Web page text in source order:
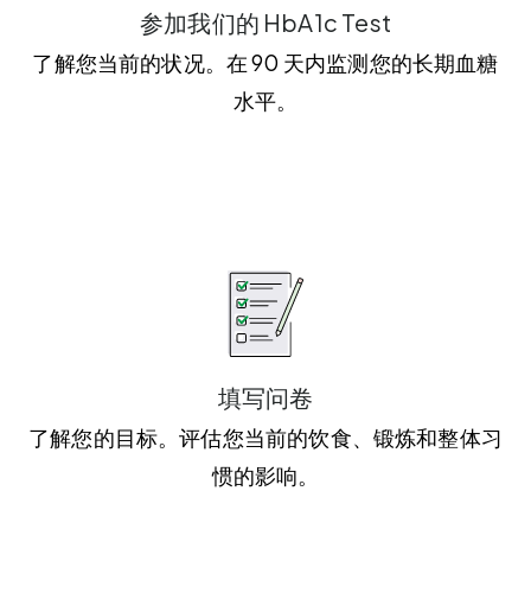
参加我们的 HbA1c Test
了解您当前的状况。在 90 天内监测您的长期血糖
水平。
填写问卷
了解您的目标。评估您当前的饮食、锻炼和整体习
惯的影响。